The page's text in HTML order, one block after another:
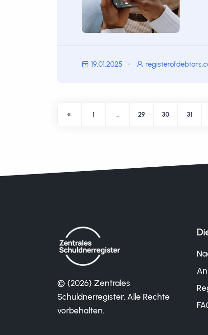
19.01.2025
« 1 … 29 30 31
© {2026} Zentrales
Schuldnerregister. Alle Rechte
vorbehalten.